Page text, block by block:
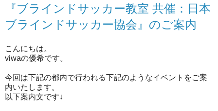
『ブラインドサッカー教室 共催：日本
ブラインドサッカー協会』のご案内
こんにちは。
viwaの優希です。
今回は下記の都内で行われる下記のようなイベントをご案
内いたします。
以下案内文です↓